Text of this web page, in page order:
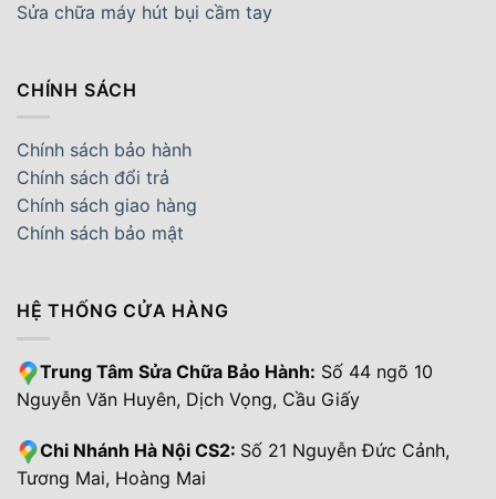
Sửa chữa máy hút bụi cầm tay
CHÍNH SÁCH
Chính sách bảo hành
Chính sách đổi trả
Chính sách giao hàng
Chính sách bảo mật
HỆ THỐNG CỬA HÀNG
Trung Tâm Sửa Chữa Bảo Hành: Số 44 ngõ 10
Nguyễn Văn Huyên, Dịch Vọng, Cầu Giấy
Chi Nhánh Hà Nội CS2: Số 21 Nguyễn Đức Cảnh,
Tương Mai, Hoàng Mai